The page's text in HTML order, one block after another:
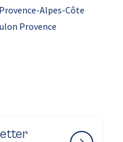
Alpes-Côte
Provence